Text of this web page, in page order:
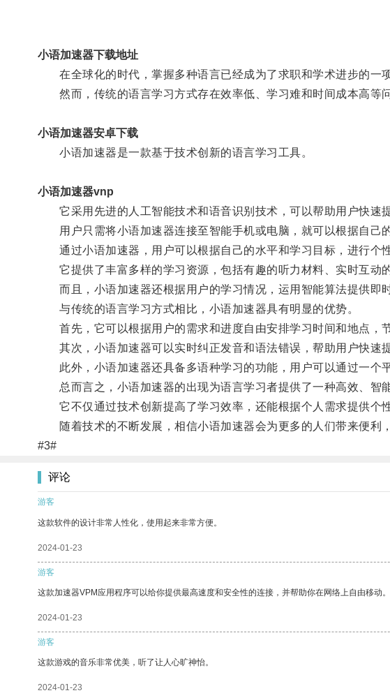
小语加速器下载地址
在全球化的时代，掌握多种语言已经成为了求职和学术进步的一项
然而，传统的语言学习方式存在效率低、学习难和时间成本高等问
小语加速器安卓下载
小语加速器是一款基于技术创新的语言学习工具。
小语加速器vnp
它采用先进的人工智能技术和语音识别技术，可以帮助用户快速提
用户只需将小语加速器连接至智能手机或电脑，就可以根据自己
通过小语加速器，用户可以根据自己的水平和学习目标，进行个性
它提供了丰富多样的学习资源，包括有趣的听力材料、实时互动的
而且，小语加速器还根据用户的学习情况，运用智能算法提供即
与传统的语言学习方式相比，小语加速器具有明显的优势。
首先，它可以根据用户的需求和进度自由安排学习时间和地点，
其次，小语加速器可以实时纠正发音和语法错误，帮助用户快速提
此外，小语加速器还具备多语种学习的功能，用户可以通过一个
总而言之，小语加速器的出现为语言学习者提供了一种高效、智能
它不仅通过技术创新提高了学习效率，还能根据个人需求提供个性
随着技术的不断发展，相信小语加速器会为更多的人们带来便利
#3#
评论
游客
这款软件的设计非常人性化，使用起来非常方便。
2024-01-23
游客
这款加速器VPM应用程序可以给你提供最高速度和安全性的连接，并帮助你在网络上自由移动。
2024-01-23
游客
这款游戏的音乐非常优美，听了让人心旷神怡。
2024-01-23